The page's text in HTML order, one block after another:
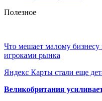
Полезное
Что мешает малому
игроками рынка
Яндекс Карты стали еще
Великобритания